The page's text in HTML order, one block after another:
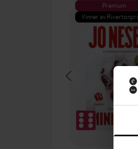
Premium
Vinner av